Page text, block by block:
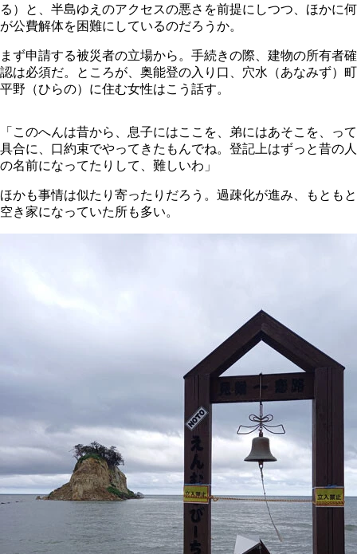
る）と、半島ゆえのアクセスの悪さを前提にしつつ、ほかに何
が公費解体を困難にしているのだろうか。
まず申請する被災者の立場から。手続きの際、建物の所有者確
認は必須だ。ところが、奥能登の入り口、穴水（あなみず）町
平野（ひらの）に住む女性はこう話す。
「このへんは昔から、息子にはここを、弟にはあそこを、って
具合に、口約束でやってきたもんでね。登記上はずっと昔の人
の名前になってたりして、難しいわ」
ほかも事情は似たり寄ったりだろう。過疎化が進み、もともと
空き家になっていた所も多い。